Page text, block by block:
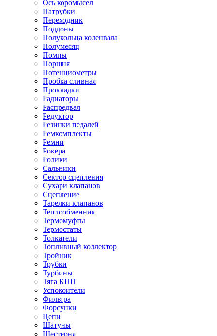
Ось коромысел
Патрубки
Переходник
Поддоны
Полукольца коленвала
Полумесяц
Помпы
Поршня
Потенциометры
Пробка сливная
Прокладки
Радиаторы
Распредвал
Редуктор
Резинки педалей
Ремкомплекты
Ремни
Рокера
Ролики
Сальники
Сектор сцепления
Сухари клапанов
Сцепление
Тарелки клапанов
Теплообменник
Термомуфты
Термостаты
Толкатели
Топливный коллектор
Тройник
Трубки
Турбины
Тяга КПП
Успокоители
Фильтра
Форсунки
Цепи
Шатуны
Шестерня